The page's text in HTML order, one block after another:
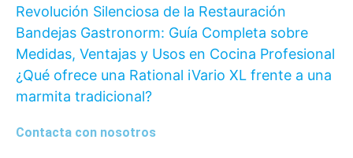
Revolución Silenciosa de la Restauración
Bandejas Gastronorm: Guía Completa sobre
Medidas, Ventajas y Usos en Cocina Profesional
¿Qué ofrece una Rational iVario XL frente a una
marmita tradicional?
Contacta con nosotros